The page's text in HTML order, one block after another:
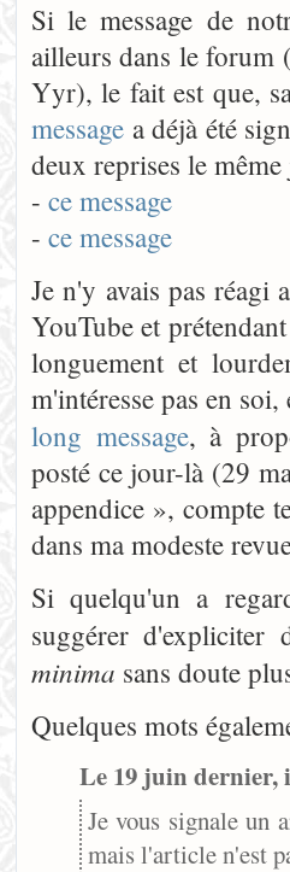
Si le message de
ailleurs dans le forum
Yyr), le fait est que,
message a déjà été
deux reprises le
- ce message
- ce message
Je n'y avais pas réagi
YouTube et
longuement et
m'intéresse pas en
long message, à
posté ce jour-là (29
appendice », compte
dans ma modeste
Si quelqu'un a
suggérer
minima sans doute
Quelques mots
Le 19 juin dernier,
Je vous signale un
mais l'article n'est